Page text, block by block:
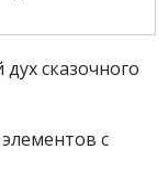
сказочного
с